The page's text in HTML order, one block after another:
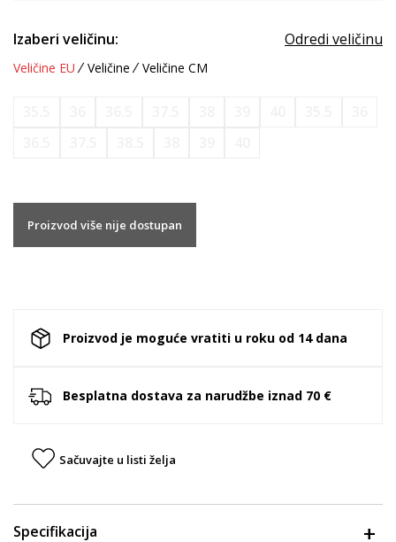
Izaberi veličinu: Odredi veličinu
Veličine EU Veličine Veličine CM
Proizvod više nije dostupan
Proizvod je moguće vratiti u roku od 14 dana
Besplatna dostava za narudžbe iznad 70 €
Sačuvajte u listi želja
Specifikacija